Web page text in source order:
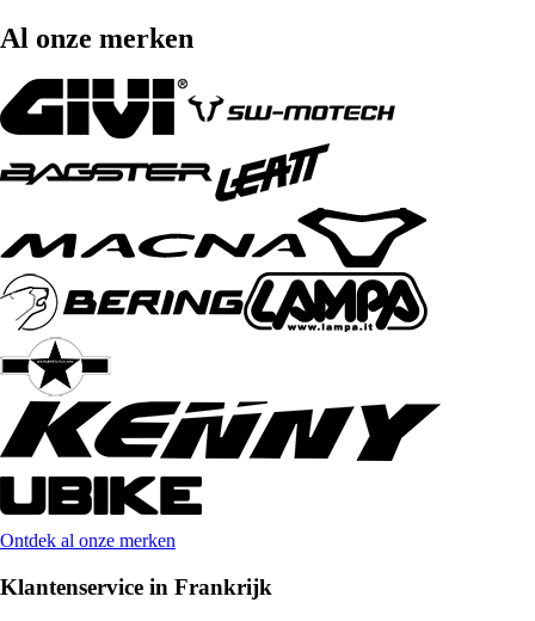
Al onze merken
Ontdek al onze merken
Klantenservice in Frankrijk